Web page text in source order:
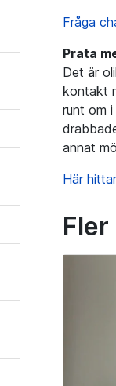
Fråga
Prata
Det är
kontakt
runt om
annat
Här